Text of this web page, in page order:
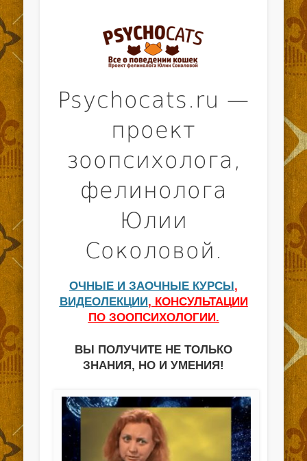
Psychocats.ru —
проект
зоопсихолога,
фелинолога
Юлии
Соколовой.
ОЧНЫЕ И ЗАОЧНЫЕ КУРСЫ,
ВИДЕОЛЕКЦИИ, КОНСУЛЬТАЦИИ
ПО ЗООПСИХОЛОГИИ.
ВЫ ПОЛУЧИТЕ НЕ ТОЛЬКО
ЗНАНИЯ, НО И УМЕНИЯ!